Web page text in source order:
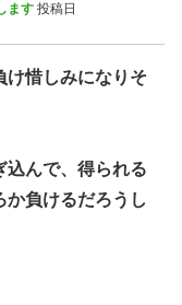
ます 投稿日
け惜しみになりそ
込んで、得られる
か負けるだろうし